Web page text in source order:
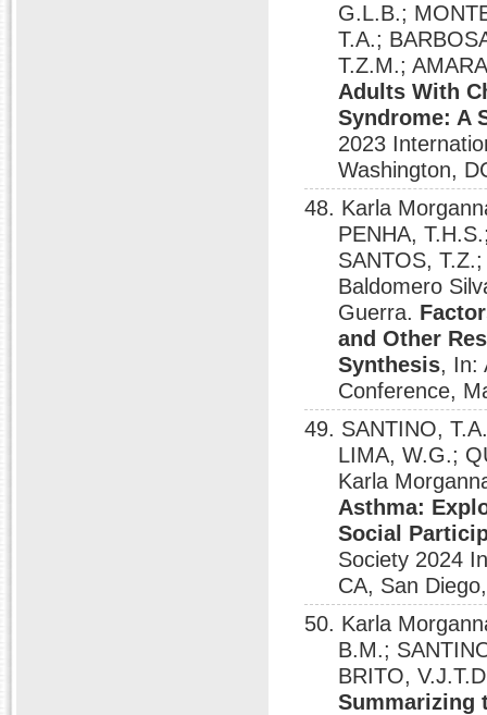
G.L.B.;
T.A.;
T.Z.M.;
Adults With
Syndrome: A
2023
Washington,
48. Karla
PENHA,
SANTOS,
Baldomero
Guerra.
and Other
Synthesis, In:
Conference,
49. SANTINO,
LIMA, W.G.;
Karla
Asthma:
Social
Society 2024
CA, San
50. Karla
B.M.;
BRITO,
Summarizing